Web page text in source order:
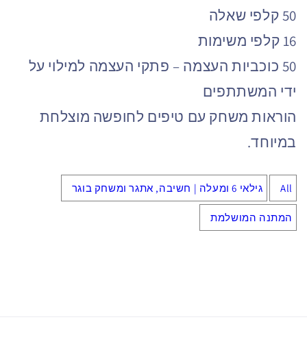
50 קלפי שאלה
16 קלפי משימות
50 כוכביות העצמה – פתקי העצמה למילוי על
ידי המשתתפים
הוראות משחק עם טיפים לחופשה מוצלחת
במיוחד.
All גילאי 6 ומעלה | חשיבה, אתגר ומשחק בוגר
המתנה המושלמת